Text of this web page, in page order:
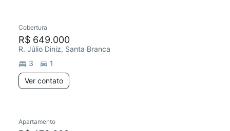
Cobertura
R$ 649.000
R. Júlio Diniz, Santa Branca
3
1
Ver contato
Apartamento